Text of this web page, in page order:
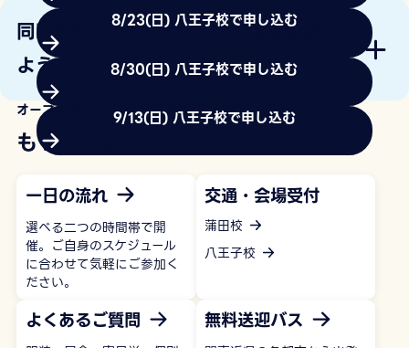
8/23(日) 八王子校で申し込む
8/30(日) 八王子校で申し込む
9/13(日) 八王子校で申し込む
同時開催イベント バレー部を体験し
よう！
オープンキャンパス+体験入学について
もっと見る
一日の流れ
選べる二つの時間帯で開
催。ご自身のスケジュール
に合わせて気軽にご参加く
ださい。
交通・会場受付
蒲田校
八王子校
よくあるご質問 無料送迎バス